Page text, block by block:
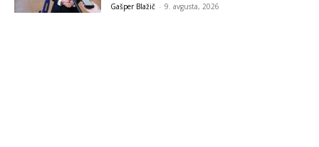
Gašper Blažič - 9. avgusta, 2026